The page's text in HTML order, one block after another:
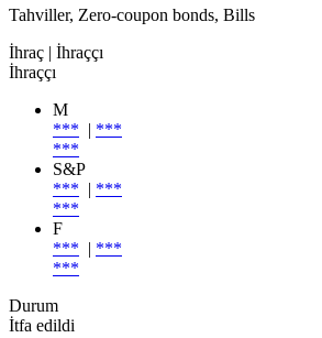
Tahviller, Zero-coupon bonds, Bills
İhraç | İhraççı
İhraççı
M
*** | ***
***
S&P
*** | ***
***
F
*** | ***
***
Durum
İtfa edildi